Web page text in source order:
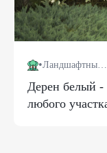
• Ландшафтный дизайн
Дерен белый -
любого